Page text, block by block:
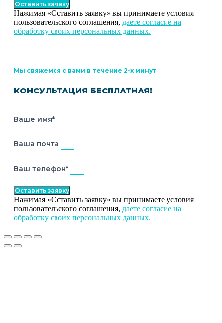
Оставить заявку
Нажимая «Оставить заявку» вы принимаете условия
пользовательского соглашения, даете согласие на
обработку своих персональных данных.
Мы свяжемся с вами в течение 2-х минут
КОНСУЛЬТАЦИЯ БЕСПЛАТНАЯ!
Ваше имя*
Ваша почта
Ваш телефон*
Оставить заявку
Нажимая «Оставить заявку» вы принимаете условия
пользовательского соглашения, даете согласие на
обработку своих персональных данных.